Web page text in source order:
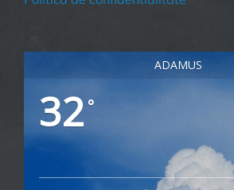
ADAMUS
32 °